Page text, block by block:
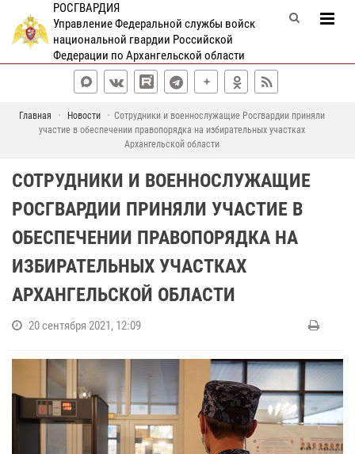
РОСГВАРДИЯ
Управление Федеральной службы войск
национальной гвардии Российской
Федерации по Архангельской области
Главная Новости
Сотрудники и военнослужащие Росгвардии приняли
участие в обеспечении правопорядка на избирательных участках
Архангельской области
СОТРУДНИКИ И ВОЕННОСЛУЖАЩИЕ
РОСГВАРДИИ ПРИНЯЛИ УЧАСТИЕ В
ОБЕСПЕЧЕНИИ ПРАВОПОРЯДКА НА
ИЗБИРАТЕЛЬНЫХ УЧАСТКАХ
АРХАНГЕЛЬСКОЙ ОБЛАСТИ
20 сентября 2021, 12:09